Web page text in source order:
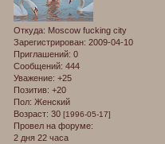
Откуда: Moscow fucking city
Зарегистрирован: 2009-04-10
Приглашений: 0
Сообщений: 444
Уважение: +25
Позитив: +20
Пол: Женский
Возраст: 30 [1996-05-17]
Провел на форуме:
2 дня 22 часа